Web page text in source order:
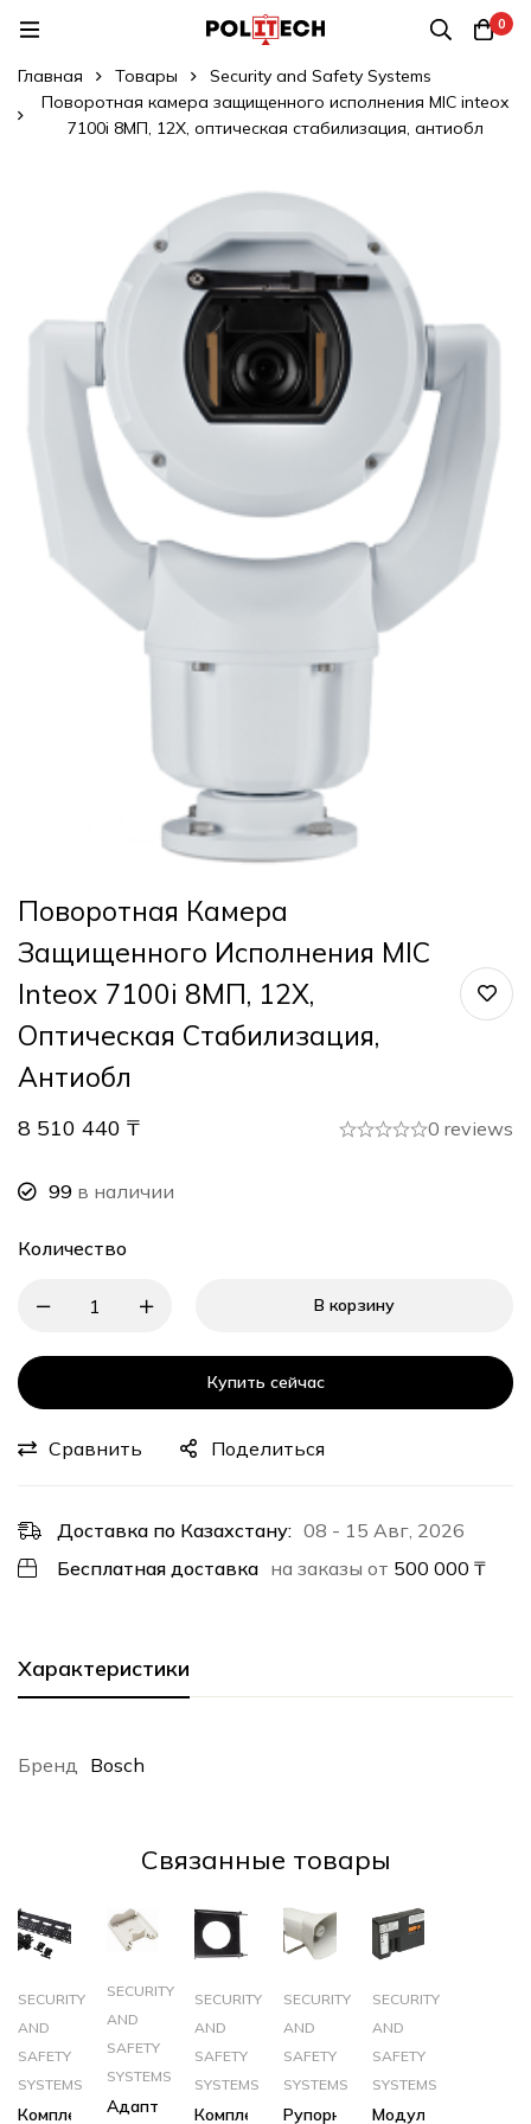
0
Главная Товары
Security and Safety Systems
Поворотная камера защищенного исполнения MIC inteox
7100i 8МП, 12X, оптическая стабилизация, антиобл
Поворотная Камера
Защищенного Исполнения MIC
Inteox 7100i 8МП, 12X,
Оптическая Стабилизация,
Антиобл
8 510 440 ₸ 0 reviews
99 в наличии
Количество
В корзину
Купить сейчас
Сравнить Поделиться
Доставка по Казахстану: 08 - 15 Авг, 2026
Бесплатная доставка на заказы от 500 000 ₸
Характеристики
Бренд Bosch
Cвязанные товары
SECURITY
AND
SAFETY
SYSTEMS
Комплект
SECURITY
AND
SAFETY
SYSTEMS
Адаптер
SECURITY
AND
SAFETY
SYSTEMS
Комплект
SECURITY
AND
SAFETY
SYSTEMS
Рупорный
SECURITY
AND
SAFETY
SYSTEMS
Модуль